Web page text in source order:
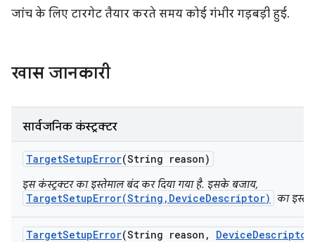
जांच के लिए टारगेट तैयार करते समय कोई गंभीर गड़बड़ी हुई.
खास जानकारी
सार्वजनिक कंस्ट्रक्टर
TargetSetupError(String reason)
इस कंस्ट्रक्टर का इस्तेमाल बंद कर दिया गया है. इसके बजाय,
TargetSetupError(String,DeviceDescriptor) का
TargetSetupError(String reason , DeviceDescriptor